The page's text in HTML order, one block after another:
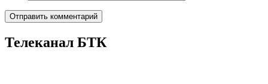
Телеканал БТК